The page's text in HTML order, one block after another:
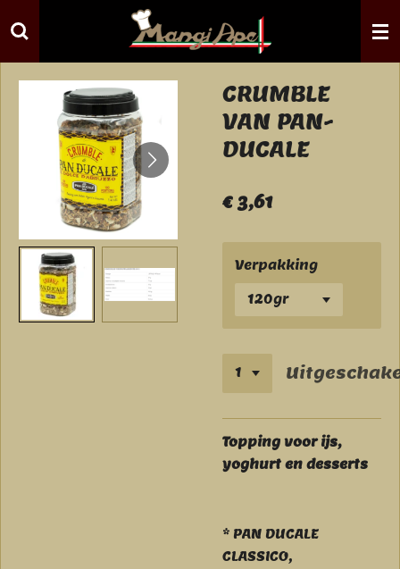
direct
naar
hoofdinhoud
CRUMBLE
VAN PAN-
DUCALE
€ 3,61
Verpakking
Topping voor ijs,
yoghurt en desserts
* PAN DUCALE
CLASSICO,